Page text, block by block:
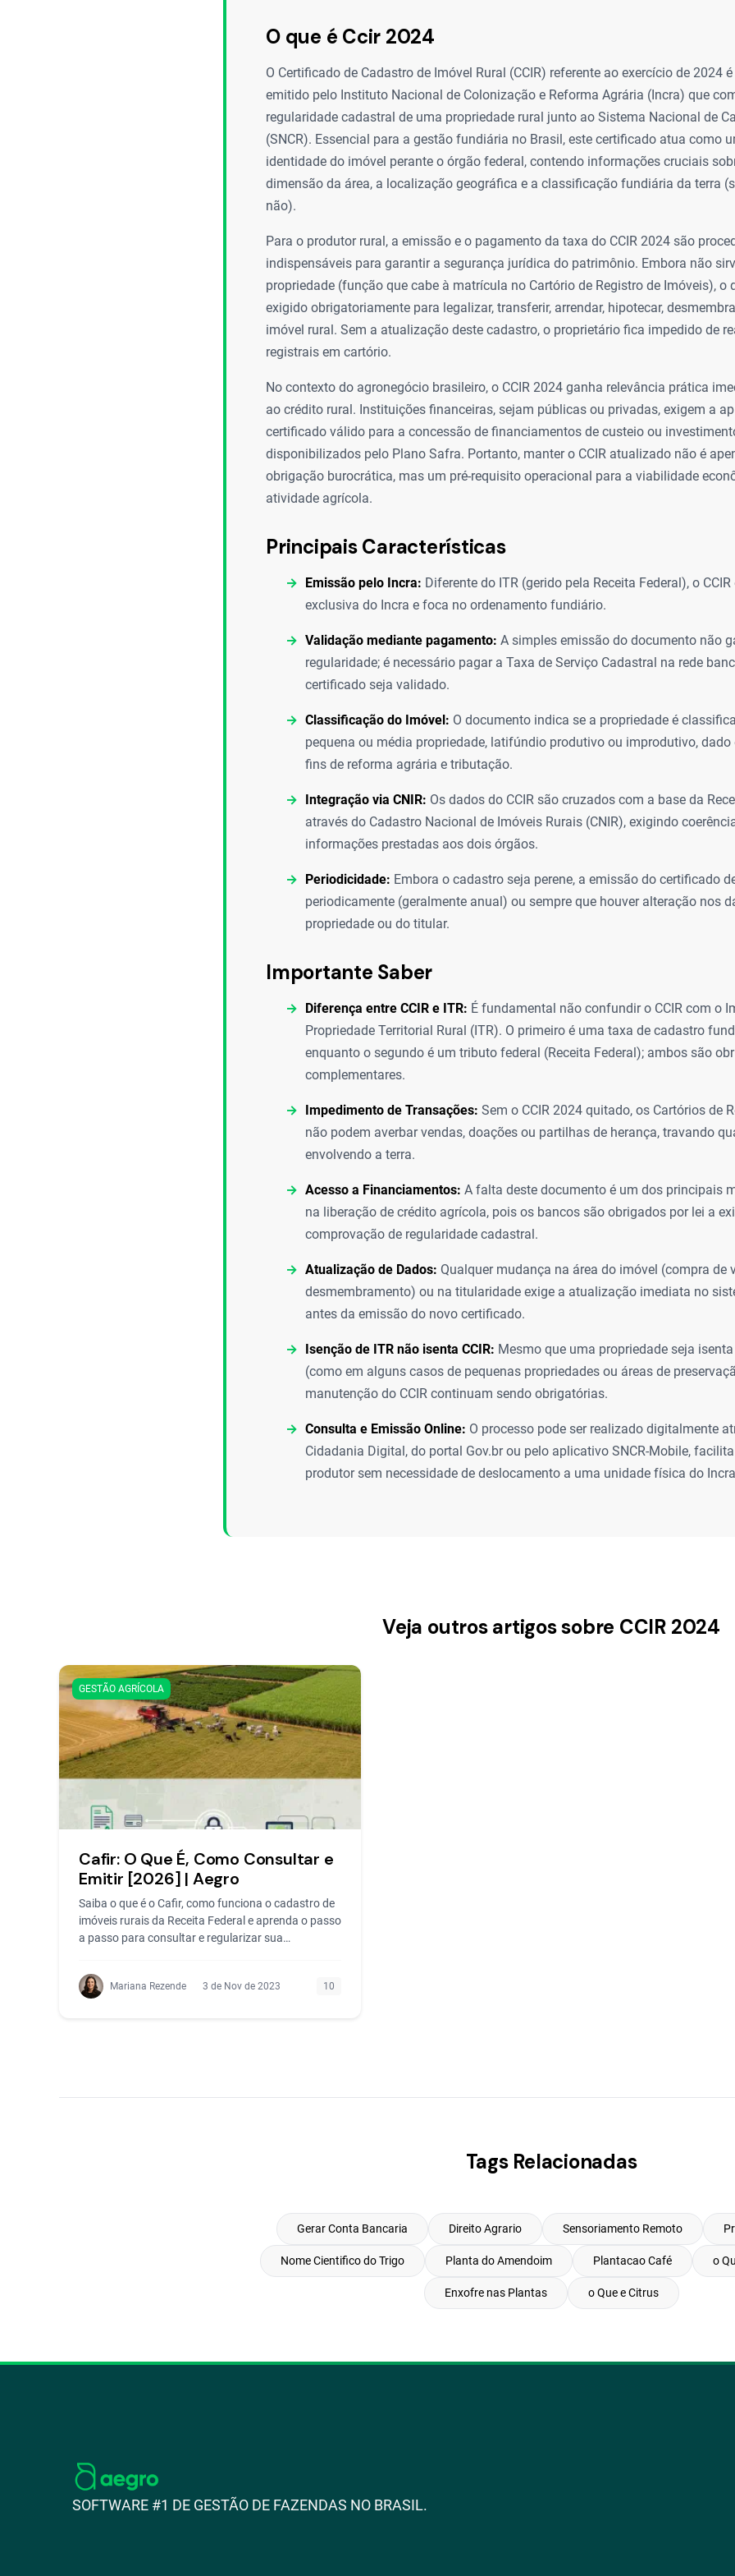
O que é Ccir 2024
O Certificado de Cadastro de Imóvel Rural (CCIR) referente ao exercício de 2024
emitido pelo Instituto Nacional de Colonização e Reforma Agrária (Incra) que
regularidade cadastral de uma propriedade rural junto ao Sistema Nacional de
(SNCR). Essencial para a gestão fundiária no Brasil, este certificado atua como
identidade do imóvel perante o órgão federal, contendo informações cruciais
dimensão da área, a localização geográfica e a classificação fundiária da terra
não).
Para o produtor rural, a emissão e o pagamento da taxa do CCIR 2024 são
indispensáveis para garantir a segurança jurídica do patrimônio. Embora não
propriedade (função que cabe à matrícula no Cartório de Registro de Imóveis), o
exigido obrigatoriamente para legalizar, transferir, arrendar, hipotecar,
imóvel rural. Sem a atualização deste cadastro, o proprietário fica impedido de
registrais em cartório.
No contexto do agronegócio brasileiro, o CCIR 2024 ganha relevância prática
ao crédito rural. Instituições financeiras, sejam públicas ou privadas, exigem a
certificado válido para a concessão de financiamentos de custeio ou
disponibilizados pelo Plano Safra. Portanto, manter o CCIR atualizado não é
obrigação burocrática, mas um pré-requisito operacional para a viabilidade
atividade agrícola.
Principais Características
Emissão pelo Incra: Diferente do ITR (gerido pela Receita Federal), o
exclusiva do Incra e foca no ordenamento fundiário.
Validação mediante pagamento: A simples emissão do documento não
regularidade; é necessário pagar a Taxa de Serviço Cadastral na rede
certificado seja validado.
Classificação do Imóvel: O documento indica se a propriedade é
pequena ou média propriedade, latifúndio produtivo ou improdutivo, dado
fins de reforma agrária e tributação.
Integração via CNIR: Os dados do CCIR são cruzados com a base da
através do Cadastro Nacional de Imóveis Rurais (CNIR), exigindo
informações prestadas aos dois órgãos.
Periodicidade: Embora o cadastro seja perene, a emissão do certificado
periodicamente (geralmente anual) ou sempre que houver alteração nos
propriedade ou do titular.
Importante Saber
Diferença entre CCIR e ITR: É fundamental não confundir o CCIR com o
Propriedade Territorial Rural (ITR). O primeiro é uma taxa de cadastro
enquanto o segundo é um tributo federal (Receita Federal); ambos são
complementares.
Impedimento de Transações: Sem o CCIR 2024 quitado, os Cartórios de
não podem averbar vendas, doações ou partilhas de herança, travando
envolvendo a terra.
Acesso a Financiamentos: A falta deste documento é um dos principais
na liberação de crédito agrícola, pois os bancos são obrigados por lei a
comprovação de regularidade cadastral.
Atualização de Dados: Qualquer mudança na área do imóvel (compra de
desmembramento) ou na titularidade exige a atualização imediata no
antes da emissão do novo certificado.
Isenção de ITR não isenta CCIR: Mesmo que uma propriedade seja
(como em alguns casos de pequenas propriedades ou áreas de
manutenção do CCIR continuam sendo obrigatórias.
Consulta e Emissão Online: O processo pode ser realizado digitalmente
Cidadania Digital, do portal Gov.br ou pelo aplicativo SNCR-Mobile,
produtor sem necessidade de deslocamento a uma unidade física do
Veja outros artigos sobre CCIR 2024
GESTÃO AGRÍCOLA
Cafir: O Que É, Como Consultar e
Emitir [2026] | Aegro
Saiba o que é o Cafir, como funciona o cadastro de
imóveis rurais da Receita Federal e aprenda o passo
a passo para consultar e regularizar sua
Mariana Rezende 3 de Nov de 2023 10
Tags Relacionadas
Gerar Conta Bancaria Direito Agrario Sensoriamento Remoto
Nome Cientifico do Trigo Planta do Amendoim Plantacao Café o
Enxofre nas Plantas o Que e Citrus
SOFTWARE #1 DE GESTÃO DE FAZENDAS NO BRASIL.